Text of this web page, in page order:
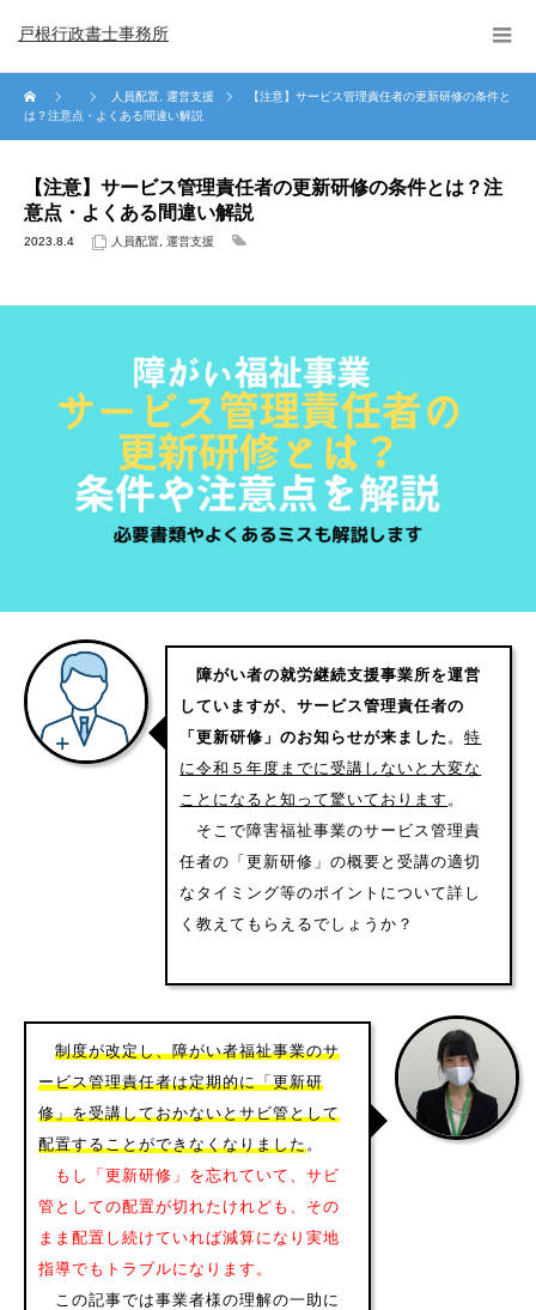
戸根行政書士事務所
人員配置 運営支援
【注意】サービス管理責任者の更新研修の条件と
は？注意点・よくある間違い解説
【注意】サービス管理責任者の更新研修の条件とは？注
意点・よくある間違い解説
2023.8.4 人員配置 運営支援
障がい者の就労継続支援事業所を運営
していますが、サービス管理責任者の
「更新研修」のお知らせが来ました 。特
に令和５年度までに受講しないと大変な
ことになると知って驚いております 。
そこで障害福祉事業のサービス管理責
任者の「更新研修」の概要と受講の適切
なタイミング等のポイントについて詳し
く教えてもらえるでしょうか？
制度が改定し、障がい者福祉事業のサ
ービス管理責任者は定期的に「更新研
修」を受講しておかないとサビ管として
配置することができなくなりました。
もし「更新研修」を忘れていて、サビ
管としての配置が切れたけれども、その
まま配置し続けていれば減算になり実地
指導でもトラブルになります。
この記事では事業者様の理解の一助に